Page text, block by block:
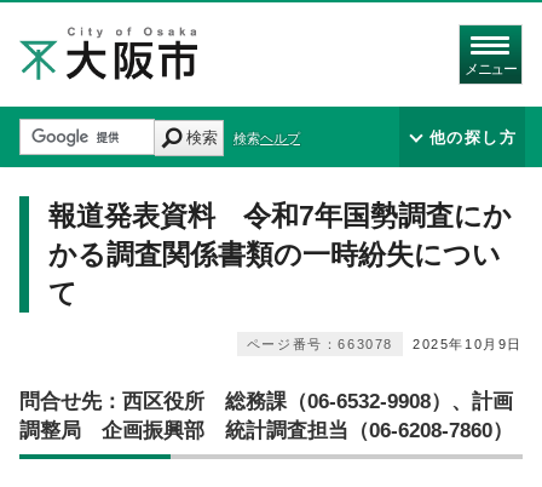
メニュー
検索 検索ヘルプ 他の探し方
報道発表資料 令和7年国勢調査にか
かる調査関係書類の一時紛失につい
て
2025年10月9日
ページ番号：663078
問合せ先：西区役所 総務課（06-6532-9908）、計画
調整局 企画振興部 統計調査担当（06-6208-7860）